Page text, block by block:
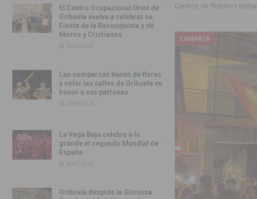
Cientos de festeros
COMARCA
El Centro Ocupacional Oriol de
Orihuela vuelve a celebrar su
Fiesta de la Reconquista y de
Moros y Cristianos
20/07/2026
Las comparsas llenan de flores
y color las calles de Orihuela en
honor a sus patronas
20/07/2026
La Vega Baja celebra a lo
grande el segundo Mundial de
España
20/07/2026
Orihuela despide la Gloriosa